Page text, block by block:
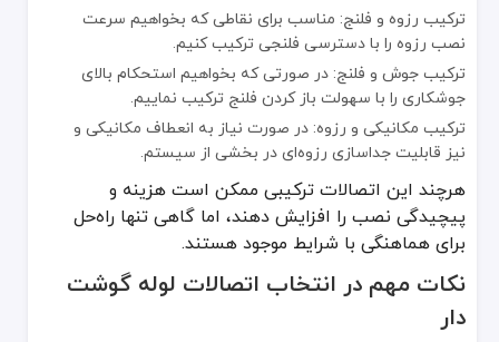
ترکیب رزوه و فلنج: مناسب برای نقاطی که بخواهیم سرعت
نصب رزوه را با دسترسی فلنجی ترکیب کنیم.
ترکیب جوش و فلنج: در صورتی که بخواهیم استحکام بالای
جوشکاری را با سهولت باز کردن فلنج ترکیب نماییم.
ترکیب مکانیکی و رزوه: در صورت نیاز به انعطاف مکانیکی و
نیز قابلیت جداسازی رزوه‌ای در بخشی از سیستم.
هرچند این اتصالات ترکیبی ممکن است هزینه و
پیچیدگی نصب را افزایش دهند، اما گاهی تنها راه‌حل
برای هماهنگی با شرایط موجود هستند.
نکات مهم در انتخاب اتصالات لوله گوشت
دار